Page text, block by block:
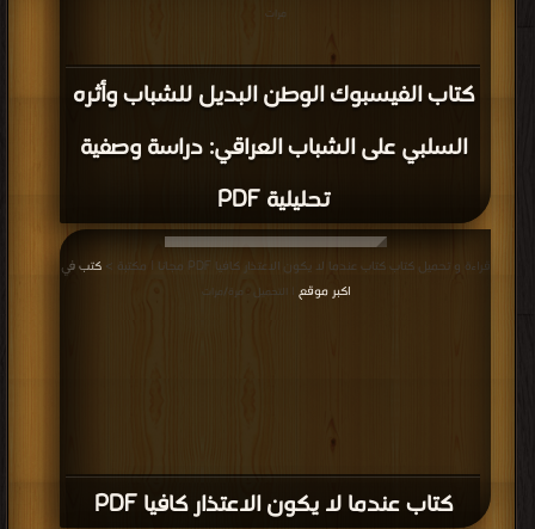
كتاب الفيسبوك الوطن البديل للشباب وأثره
السلبي على الشباب العراقي: دراسة وصفية
تحليلية PDF
مرات
كتاب عندما لا يكون الاعتذار كافيا PDF
قراءة و تحميل كتاب كتاب عندما لا يكون الاعتذار كافيا PDF مجانا | مكتبة >
كتب في
اكبر موقع
| التحميل : مرة/مرات